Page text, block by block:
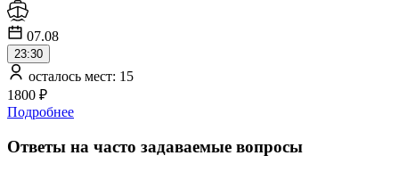
07.08
23:30
осталось мест: 15
1800 ₽
Подробнее
Ответы на часто задаваемые вопросы